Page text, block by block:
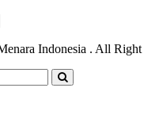
Indonesia . All Right